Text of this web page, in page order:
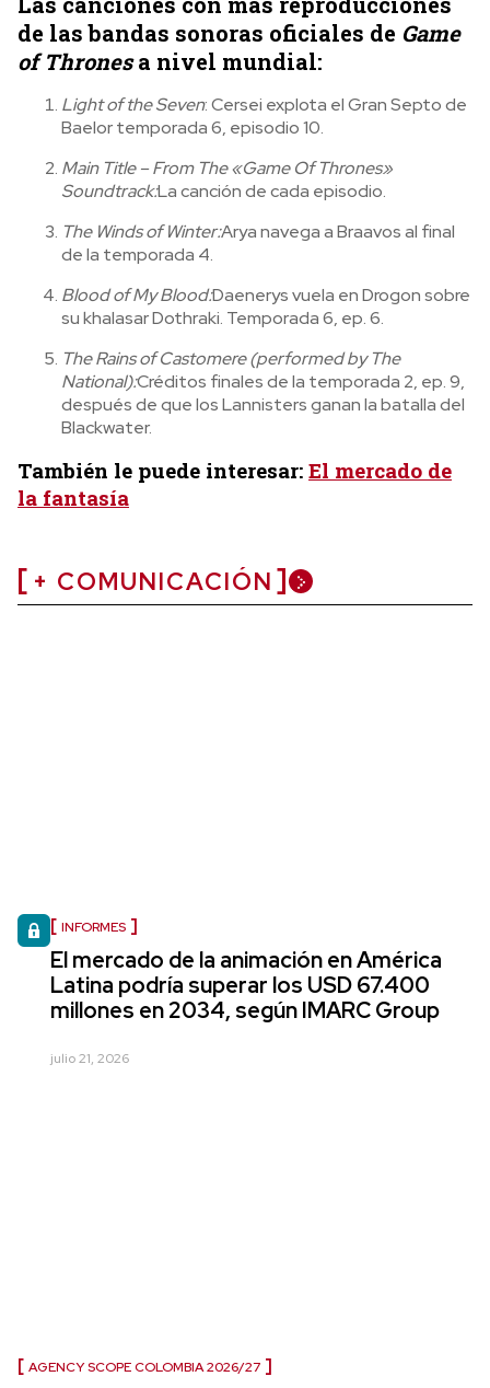
de las bandas sonoras oficiales de Game
of Thronesa nivel mundial:
Light of the Seven:Cersei explota el Gran Septo de
Baelor temporada 6, episodio 10.
Main Title – From The «Game Of Thrones»
Soundtrack:La canción de cada episodio.
The Winds of Winter:Arya navega a Braavos al final
de la temporada 4.
Blood of My Blood:Daenerys vuela en Drogon sobre
su khalasar Dothraki. Temporada 6, ep. 6.
The Rains of Castomere (performed byThe
National):Créditos finales de la temporada 2, ep. 9,
después de que los Lannisters ganan la batalla del
Blackwater.
También le puede interesar: El mercado de
la fantasía
+ COMUNICACIÓN
INFORMES
El mercado de la animación en América
Latina podría superar los USD 67.400
millones en 2034, según IMARC Group
julio 21, 2026
AGENCY SCOPE COLOMBIA 2026/27